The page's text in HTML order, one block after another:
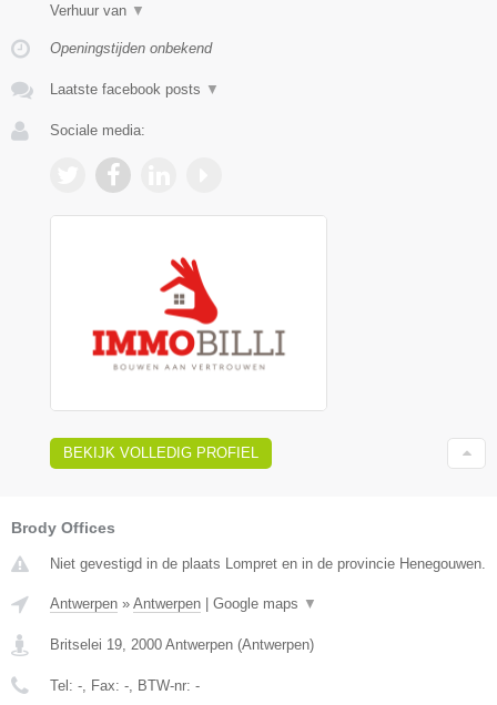
Verhuur van ▼
Openingstijden onbekend
Laatste facebook posts ▼
Sociale media:
BEKIJK VOLLEDIG PROFIEL
Brody Offices
Niet gevestigd in de plaats Lompret en in de provincie Henegouwen.
Antwerpen » Antwerpen | Google maps ▼
Britselei 19 2000 Antwerpen (Antwerpen)
Tel: - , Fax: - , BTW-nr: -